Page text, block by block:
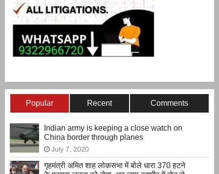
Popular Recent Comments
Indian army is keeping a close watch on
China border through planes
July 7, 2020
गृहमंत्री अमित शाह लोकसभा में बोले धारा 370 हटने